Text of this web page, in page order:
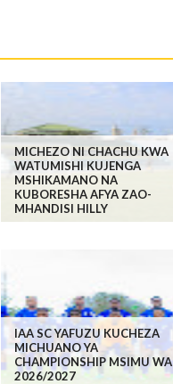
MICHEZO NI CHACHU KWA
WATUMISHI KUJENGA
MSHIKAMANO NA
KUBORESHA AFYA ZAO-
MHANDISI HILLY
IAA SC YAFUZU KUCHEZA
MICHUANO YA
CHAMPIONSHIP MSIMU WA
2026/2027